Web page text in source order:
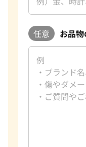
任意 お品